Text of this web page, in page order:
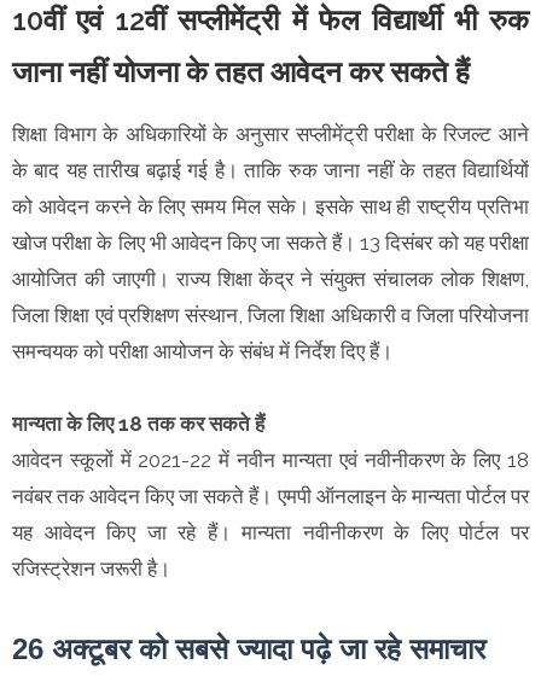
10वीं एवं 12वीं सप्लीमेंट्री में फेल विद्यार्थी भी रुक
जाना नहीं योजना के तहत आवेदन कर सकते हैं
शिक्षा विभाग के अधिकारियों के अनुसार सप्लीमेंट्री परीक्षा के रिजल्ट आने
के बाद यह तारीख बढ़ाई गई है। ताकि रुक जाना नहीं के तहत विद्यार्थियों
को आवेदन करने के लिए समय मिल सके। इसके साथ ही राष्ट्रीय प्रतिभा
खोज परीक्षा के लिए भी आवेदन किए जा सकते हैं। 13 दिसंबर को यह परीक्षा
आयोजित की जाएगी। राज्य शिक्षा केंद्र ने संयुक्त संचालक लोक शिक्षण,
जिला शिक्षा एवं प्रशिक्षण संस्थान, जिला शिक्षा अधिकारी व जिला परियोजना
समन्वयक को परीक्षा आयोजन के संबंध में निर्देश दिए हैं।
मान्यता के लिए 18 तक कर सकते हैं
आवेदन स्कूलों में 2021-22 में नवीन मान्यता एवं नवीनीकरण के लिए 18
नवंबर तक आवेदन किए जा सकते हैं। एमपी ऑनलाइन के मान्यता पोर्टल पर
यह आवेदन किए जा रहे हैं। मान्यता नवीनीकरण के लिए पोर्टल पर
रजिस्ट्रेशन जरूरी है।
26 अक्टूबर को सबसे ज्यादा पढ़े जा रहे समाचार